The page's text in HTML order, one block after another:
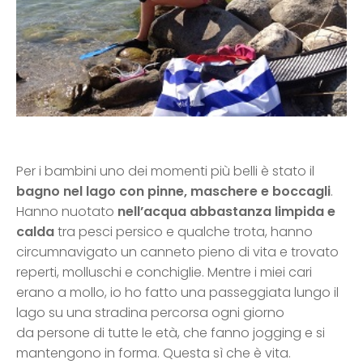
Per i bambini uno dei momenti più belli è stato il
bagno nel lago con pinne, maschere e boccagli.
Hanno nuotato nell’acqua abbastanza limpida e
caldatra pesci persico e qualche trota, hanno
circumnavigato un canneto pieno di vita e trovato
reperti, molluschi e conchiglie. Mentre i miei cari
erano a mollo, io ho fatto una passeggiata lungo il
lago su una stradina percorsa ogni giorno
da persone di tutte le età, che fanno jogging e si
mantengono in forma. Questa sì che è vita.